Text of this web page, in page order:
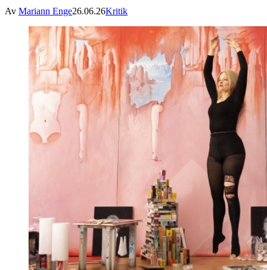
Av Mariann Enge26.06.26Kritik